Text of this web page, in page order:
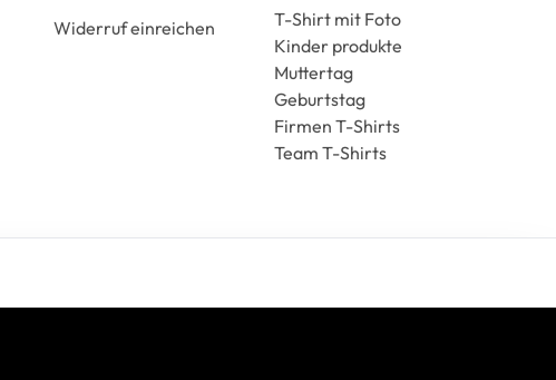
Widerruf einreichen
T-Shirt mit Foto
Kinder produkte
Muttertag
Geburtstag
Firmen T-Shirts
Team T-Shirts